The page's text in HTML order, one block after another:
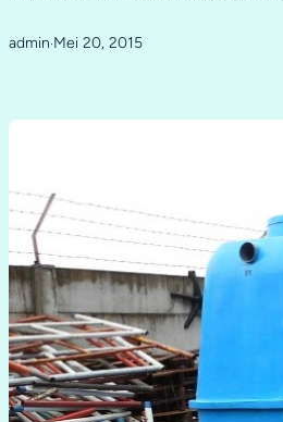
admin·Mei 20, 2015